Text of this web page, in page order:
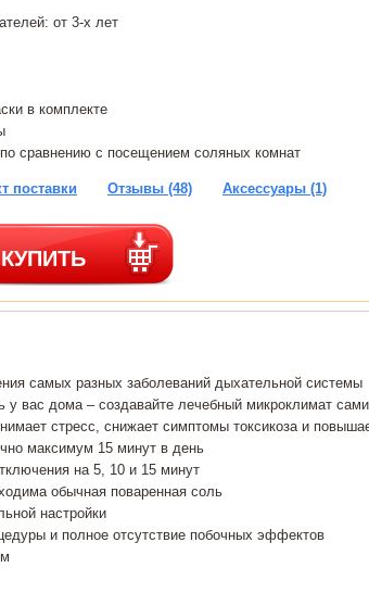
от 3-х лет
в комплекте
сравнению с посещением соляных комнат
поставки Отзывы (48) Аксессуары (1)
КУПИТЬ
самых разных заболеваний дыхательной системы
у вас дома – создавайте лечебный микроклимат сами
стресс, снижает симптомы токсикоза и
максимум 15 минут в день
на 5, 10 и 15 минут
обычная поваренная соль
настройки
и полное отсутствие побочных эффектов